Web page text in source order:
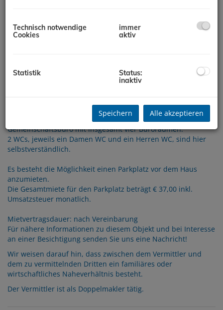
Beschreibung
Die öffentlichen Verkehrsmittel sind für Sie, Ihre Mitarbeiter
Gehminuten.
Die Gewerbefläche liegt im Erdgeschoß in einem großzügigen
Gemeinschaftsbüro mit insgesamt vier Büroräumen.
2 WCs, jeweils ein Damen WC und ein Herren WC, sind hier
selbstverständlich.
Es besteht die Möglichkeit einen Parkplatz vor dem Haus
anzumieten.
Die Gesamtmiete für den Parkplatz beträgt € 37,00 inkl.
Umsatzsteuer monatlich.
Mietvertragsdauer: nach Vereinbarung
Für nähere Informationen zu diesem Objekt und bei Interesse
an einer Besichtigung senden Sie uns eine Nachricht!
Wir weisen darauf hin, dass zwischen dem Vermittler und
dem zu vermittelnden Dritten ein familiäres oder
wirtschaftliches Naheverhältnis besteht.
Der Vermittler ist als Doppelmakler tätig.
Technisch notwendige
Cookies
immer
aktiv
Statistik
Status:
inaktiv
Speichern Alle akzeptieren